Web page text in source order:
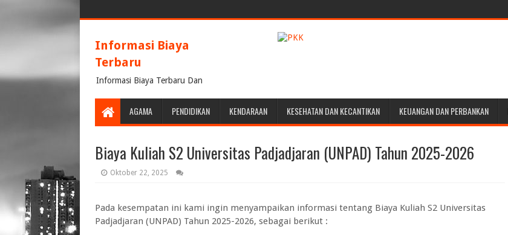
Informasi Biaya
Terbaru
Informasi Biaya Terbaru Dan
AGAMA PENDIDIKAN KENDARAAN KESEHATAN DAN KECANTIKAN KEUANGAN DAN PERBANKAN
Biaya Kuliah S2 Universitas Padjadjaran (UNPAD) Tahun 2025-2026
Oktober 22, 2025
Pada kesempatan ini kami ingin menyampaikan informasi tentang Biaya Kuliah S2 Universitas
Padjadjaran (UNPAD) Tahun 2025-2026, sebagai berikut :